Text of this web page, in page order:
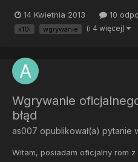
loader 14/053/2013 10:53:11 -
14/053/2013 10:53:11 - INFO -
14 Kwietnia 2013 10
x10i wgrywanie (i 4 więcej)
Wgrywanie
błąd
as007 opublikował(a) pytanie
Witam, posiadam oficjalny rom